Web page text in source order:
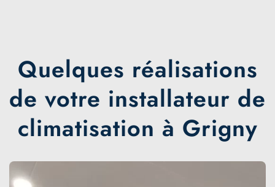
Quelques réalisations
de votre installateur de
climatisation à Grigny